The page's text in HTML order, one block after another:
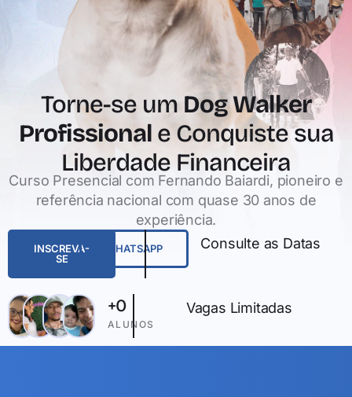
Torne-se umDog Walker
Profissional e Conquiste sua
Liberdade Financeira
Curso Presencial com Fernando Baiardi, pioneiro e
referência nacional com quase 30 anos de
experiência.
INSCREVA-
SE
WHATSAPP Consulte as Datas
ALUNOS
+0 Vagas Limitadas